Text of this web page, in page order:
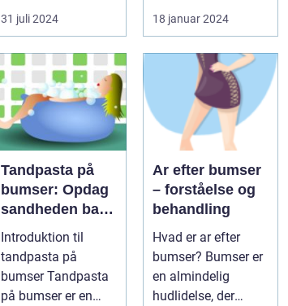
evigt ...
31 juli 2024
smertefuldt det kan
være. ...
18 januar 2024
Tandpasta på
bumser: Opdag
sandheden bag
dette populære
hjemmebehandli
ngsmiddel
Introduktion til
tandpasta på
bumser Tandpasta
på bumser er en
Ar efter bumser
– forståelse og
behandling
Hvad er ar efter
bumser? Bumser er
en almindelig
hudlidelse, der